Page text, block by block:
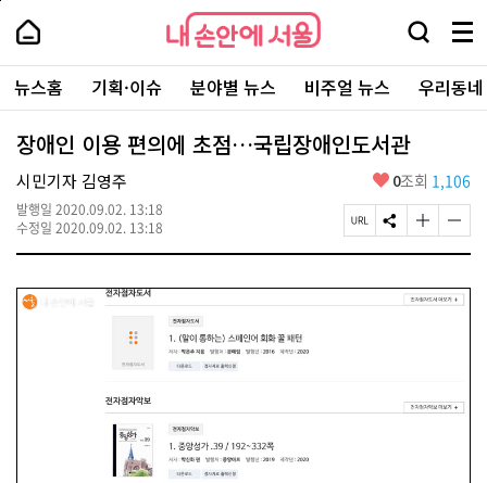
본
로
가
내
손
안
에
서
울
-
서
울
시
대
표
소
포
털
내
손
에
울
검
창
열
기
메
뉴
전
체
보
주
요
서
뉴스홈 기획·이슈 분야별 뉴스 비주얼 뉴스 우리동
장애인 이용 편의에 초점…국립장애인도서관
시민기자 김영주
발행일 2020.09.02. 13:18
수정일 2020.09.02. 13:18
좋
요
0조회 1,106
페
이
U
R
S
N
공
유
글
자
기
크
글
자
기
작
페
상
단
로